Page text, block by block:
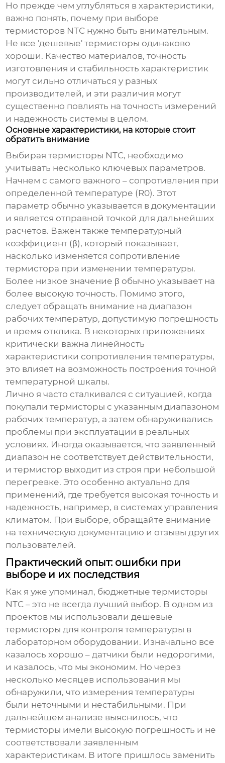
Но прежде чем углубляться в характеристики,
важно понять, почему при выборе
термисторов NTC нужно быть внимательным.
Не все 'дешевые' термисторы одинаково
хороши. Качество материалов, точность
изготовления и стабильность характеристик
могут сильно отличаться у разных
производителей, и эти различия могут
существенно повлиять на точность измерений
и надежность системы в целом.
Основные характеристики, на которые стоит
обратить внимание
Выбираятермисторы NTC, необходимо
учитывать несколько ключевых параметров.
Начнем с самого важного – сопротивления при
определенной температуре (R0). Этот
параметр обычно указывается в документации
и является отправной точкой для дальнейших
расчетов. Важен также температурный
коэффициент (β), который показывает,
насколько изменяется сопротивление
термистора при изменении температуры.
Более низкое значение β обычно указывает на
более высокую точность. Помимо этого,
следует обращать внимание на диапазон
рабочих температур, допустимую погрешность
и время отклика. В некоторых приложениях
критически важна линейность
характеристики сопротивления температуры,
это влияет на возможность построения точной
температурной шкалы.
Лично я часто сталкивался с ситуацией, когда
покупали термисторы с указанным диапазоном
рабочих температур, а затем обнаруживались
проблемы при эксплуатации в реальных
условиях. Иногда оказывается, что заявленный
диапазон не соответствует действительности,
и термистор выходит из строя при небольшой
перегревке. Это особенно актуально для
применений, где требуется высокая точность и
надежность, например, в системах управления
климатом. При выборе, обращайте внимание
на техническую документацию и отзывы других
пользователей.
Практический опыт: ошибки при
выборе и их последствия
Как я уже упоминал, бюджетныетермисторы
NTC – это не всегда лучший выбор. В одном из
проектов мы использовали дешевые
термисторы для контроля температуры в
лабораторном оборудовании. Изначально все
казалось хорошо – датчики были недорогими,
и казалось, что мы экономим. Но через
несколько месяцев использования мы
обнаружили, что измерения температуры
были неточными и нестабильными. При
дальнейшем анализе выяснилось, что
термисторы имели высокую погрешность и не
соответствовали заявленным
характеристикам. В итоге пришлось заменить